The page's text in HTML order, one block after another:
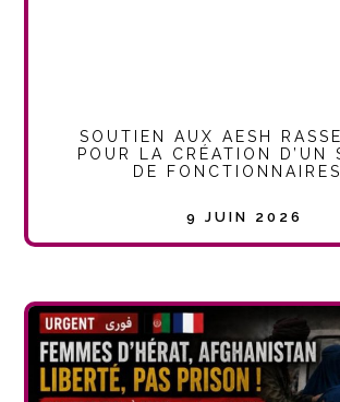
SOUTIEN AUX AESH
POUR LA CRÉATION D’UN
DE
9 JUIN 2026